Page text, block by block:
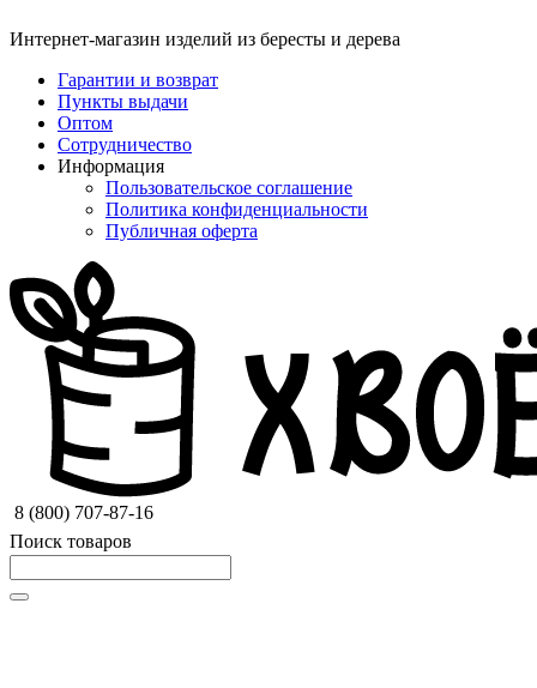
Интернет-магазин изделий из бересты и дерева
Гарантии и возврат
Пункты выдачи
Оптом
Сотрудничество
Информация
Пользовательское соглашение
Политика конфиденциальности
Публичная оферта
8 (800) 707-87-16
Поиск товаров